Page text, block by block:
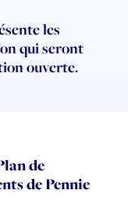
les
qui seront
ouverte.
de
de Pennie